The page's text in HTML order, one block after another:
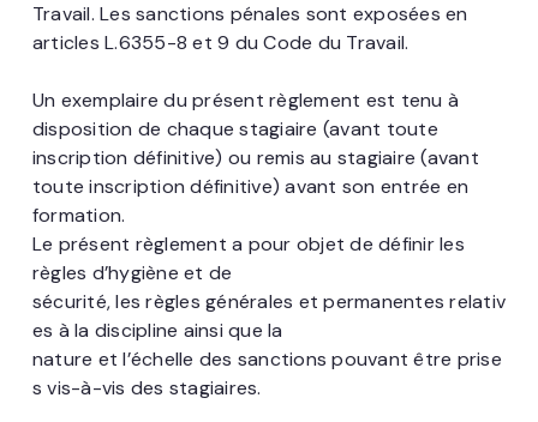
Travail. Les sanctions pénales sont exposées en
articles L.6355-8 et 9 du Code du Travail.
Un exemplaire du présent règlement est tenu à
disposition de chaque stagiaire (avant toute
inscription définitive) ou remis au stagiaire (avant
toute inscription définitive) avant son entrée en
formation.
Le présent règlement a pour objet de définir les
règles d’hygiène et de
sécurité, les règles générales et permanentes relativ
es à la discipline ainsi que la
nature et l’échelle des sanctions pouvant être prise
s vis-à-vis des stagiaires.